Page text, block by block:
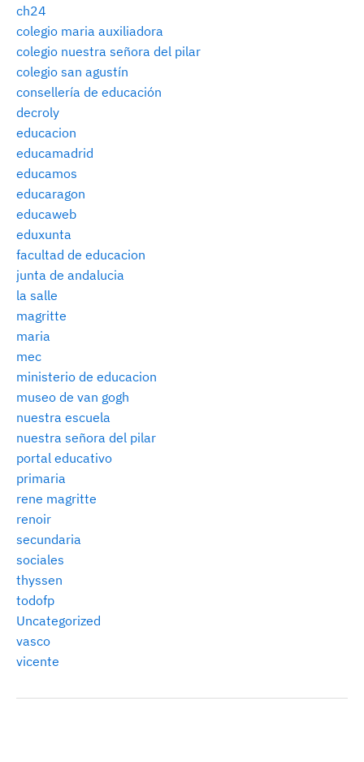
ch24
colegio maria auxiliadora
colegio nuestra señora del pilar
colegio san agustín
consellería de educación
decroly
educacion
educamadrid
educamos
educaragon
educaweb
eduxunta
facultad de educacion
junta de andalucia
la salle
magritte
maria
mec
ministerio de educacion
museo de van gogh
nuestra escuela
nuestra señora del pilar
portal educativo
primaria
rene magritte
renoir
secundaria
sociales
thyssen
todofp
Uncategorized
vasco
vicente